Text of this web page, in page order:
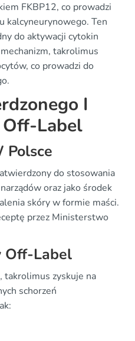
FKBP12, co prowadzi
kalcyneurynowego. Ten
do aktywacji cytokin
takrolimus
co prowadzi do
I
Label
Polsce
do stosowania
oraz jako środek
skóry w formie maści.
przez Ministerstwo
Off-Label
takrolimus zyskuje na
schorzeń